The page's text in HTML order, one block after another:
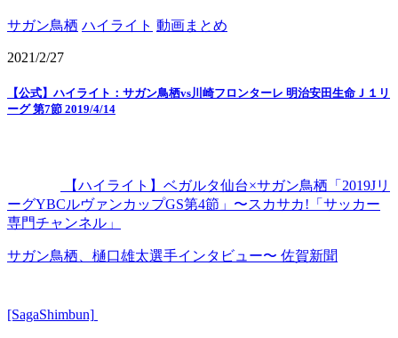
サガン鳥栖 ハイライト 動画まとめ
2021/2/27
【公式】ハイライト：サガン鳥栖vs川崎フロンターレ 明治安田生命Ｊ１リ
ーグ 第7節 2019/4/14
【ハイライト】ベガルタ仙台×サガン鳥栖「2019Jリ
ーグYBCルヴァンカップGS第4節」〜スカサカ!「サッカー
専門チャンネル」
サガン鳥栖、樋口雄太選手インタビュー〜 佐賀新聞
[SagaShimbun]